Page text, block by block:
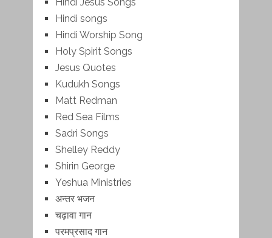
Hindi songs
Hindi Worship Song
Holy Spirit Songs
Jesus Quotes
Kudukh Songs
Matt Redman
Red Sea Films
Sadri Songs
Shelley Reddy
Shirin George
Yeshua Ministries
अन्तर भजन
चढ़ावा गान
परमप्रसाद गान